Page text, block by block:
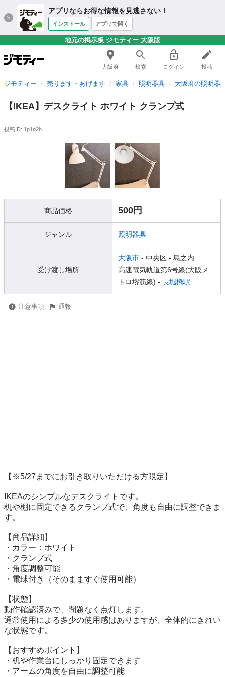
アプリならお得な情報を見逃さない！
インストール アプリで開く
地元の掲示板 ジモティー 大阪版
大阪府 検索 ログイン 投稿
ジモティー 売ります・あげます 家具 照明器具 大阪府の照明器
【IKEA】デスクライト ホワイト クランプ式
投稿ID: 1p1g2h
商品価格 500円
ジャンル 照明器具
受け渡し場所
大阪市 - 中央区 - 島之内
高速電気軌道第6号線(大阪メ
トロ堺筋線) - 長堀橋駅
注意事項 通報
【※5/27までにお引き取りいただける方限定】
IKEAのシンプルなデスクライトです。
机や棚に固定できるクランプ式で、角度も自由に調整できま
す。
【商品詳細】
・カラー：ホワイト
・クランプ式
・角度調整可能
・電球付き（そのまますぐ使用可能）
【状態】
動作確認済みで、問題なく点灯します。
通常使用による多少の使用感はありますが、全体的にきれい
な状態です。
【おすすめポイント】
・机や作業台にしっかり固定できます
・アームの角度を自由に調整可能